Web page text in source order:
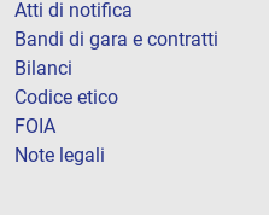
Atti di notifica
Bandi di gara e contratti
Bilanci
Codice etico
FOIA
Note legali